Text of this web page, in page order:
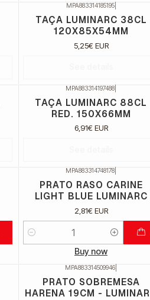
MPA883314185195|
TAÇA LUMINARC 38CL
120X85X54MM
5,25€ EUR
MPA883314197488
TAÇA LUMINARC 88CL
RED. 150X66MM
6,91€ EUR
MPA883314748178
PRATO RASO CARINE
LIGHT BLUE LUMINARC
2,81€ EUR
Quantidade
Buy now
MPA883314509946
PRATO SOBREMESA
HARENA 19CM -